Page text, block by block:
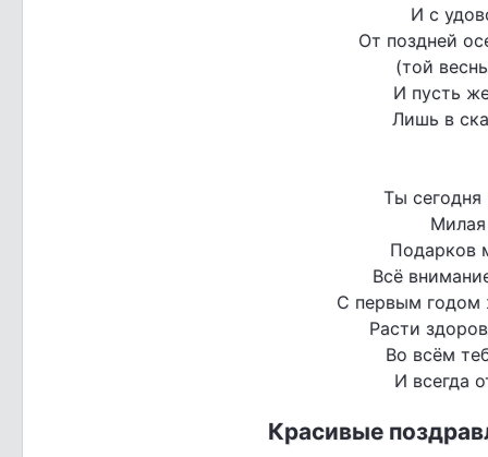
И с
От поздней
(той
И пусть
Лишь в
Ты сегодня
Подарков
Всё
С первым годом
Расти
Во всём
И всегда
Красивые